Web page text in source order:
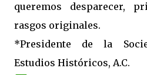
queremos desparecer,
rasgos originales.
*Presidente de la
Estudios Históricos, A.C.